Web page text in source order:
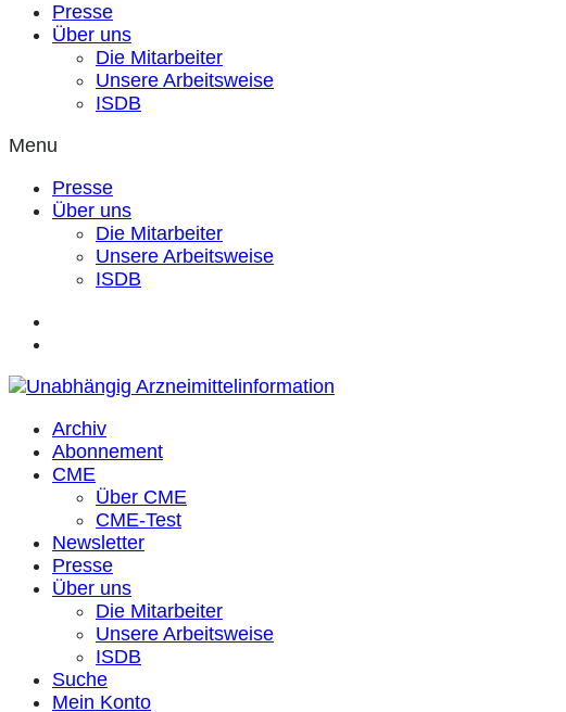
Presse
Über uns
Die Mitarbeiter
Unsere Arbeitsweise
ISDB
Menu
Presse
Über uns
Die Mitarbeiter
Unsere Arbeitsweise
ISDB
Archiv
Abonnement
CME
Über CME
CME-Test
Newsletter
Presse
Über uns
Die Mitarbeiter
Unsere Arbeitsweise
ISDB
Suche
Mein Konto